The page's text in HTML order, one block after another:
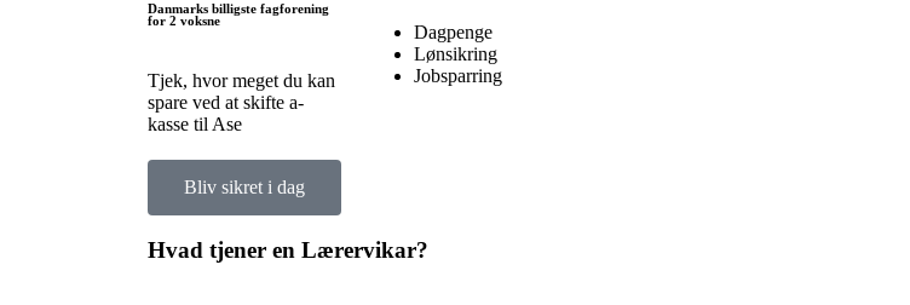
Danmarks billigste fagforening
for 2 voksne
Tjek, hvor meget du kan
spare ved at skifte a-
kasse til Ase
Bliv sikret i dag
Dagpenge
Lønsikring
Jobsparring
Hvad tjener en Lærervikar?